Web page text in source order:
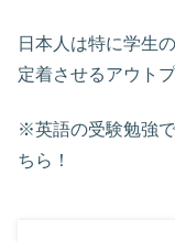
日本人は特に学生
定着させるアウト
※英語の受験勉強
ちら！